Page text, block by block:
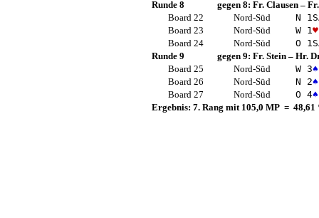
Runde 8 gegen 8: Fr. Clausen –
Board 22
Nord-Süd N 1
Board 23
Nord-Süd W 1♥
Board 24
Nord-Süd O 1
Runde 9
gegen 9: Fr. Stein – Hr.
Board 25
Nord-Süd W 3♠
Board 26
Nord-Süd N 2♠
Board 27
Nord-Süd O 4♠
Ergebnis: 7. Rang mit 105,0 MP = 48,61